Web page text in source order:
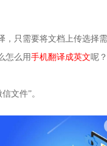
只需要将文档上传选择
怎么用手机翻译成英文呢
文件”。